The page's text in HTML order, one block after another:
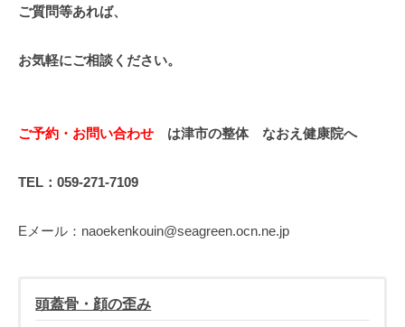
ご質問等あれば、
お気軽にご相談ください。
ご予約・お問い合わせ は津市の整体 なおえ健康院へ
TEL：059-271-7109
Eメール：naoekenkouin@seagreen.ocn.ne.jp
頭蓋骨・顔の歪み